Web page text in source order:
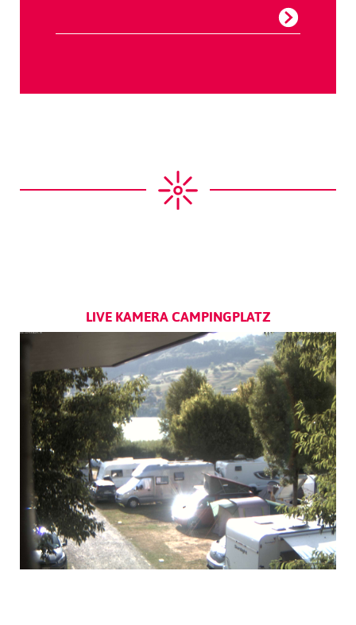
LIVE KAMERA CAMPINGPLATZ